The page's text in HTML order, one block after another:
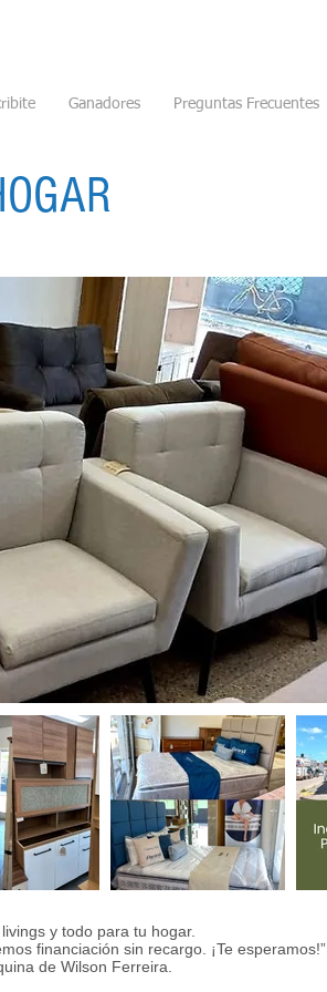
Ganadores Preguntas Frecuentes
y todo para tu hogar.
financiación sin recargo. ¡Te esperamos!”
de Wilson Ferreira.